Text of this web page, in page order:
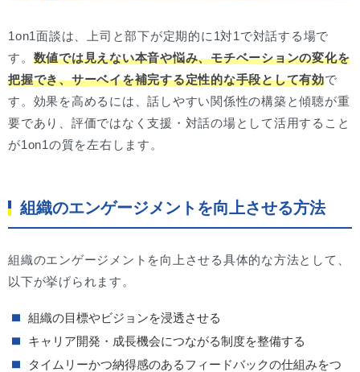
1on1面談は、上司と部下が定期的に1対1で対話する場で
す。 数値では見えない本音や悩み、モチベーションの変化を
把握でき、サーベイを補完する定性的な手段として有効で
す。効果を高めるには、話しやすい関係性の構築と傾聴が重
要であり、評価ではなく支援・対話の場として活用すること
が1on1の質を左右します。
組織のエンゲージメントを向上させる方法
組織のエンゲージメントを向上させる具体的な方法として、
以下が挙げられます。
組織の目標やビジョンを浸透させる
キャリア開発・成長機会につながる制度を整備する
タイムリーかつ納得感のあるフィードバックの仕組みをつ